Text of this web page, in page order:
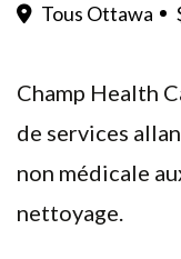
Tous Ottawa
Champ Health
de services
non médicale
nettoyage.